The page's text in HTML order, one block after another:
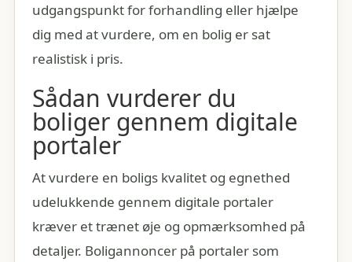
udgangspunkt for forhandling eller hjælpe
dig med at vurdere, om en bolig er sat
realistisk i pris.
Sådan vurderer du
boliger gennem digitale
portaler
At vurdere en boligs kvalitet og egnethed
udelukkende gennem digitale portaler
kræver et trænet øje og opmærksomhed på
detaljer. Boligannoncer på portaler som